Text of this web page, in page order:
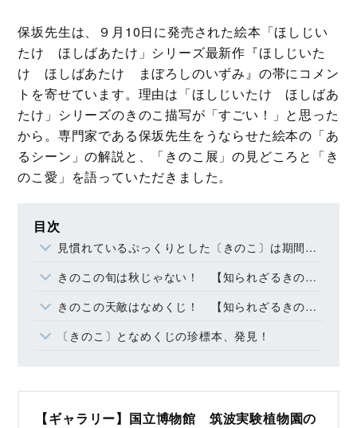
保坂先生は、９月10日に発売された絵本「ほしじい
たけ ほしばあたけ」シリーズ最新作『ほしじいた
け ほしばあたけ まぼろしのいずみ』の帯にコメン
トを寄せています。理由は「ほしじいたけ ほしばあ
たけ」シリーズのきのこ描写が「すごい！」と思った
から。専門家である保坂先生をうならせた絵本の「あ
るシーン」の解説と、「きのこ展」の見どころと「き
のこ愛」を語っていただきました。
目次
見慣れているぷっくりとした〔きのこ〕は期間限定!?
きのこの旬は秋じゃない！ 【知られざるきのこの常識①】
きのこの天敵はなめくじ！ 【知られざるきのこの常識②】
〔きのこ〕となめくじの珍標本、発見！
【ギャラリー】国立博物館 筑波実験植物園の